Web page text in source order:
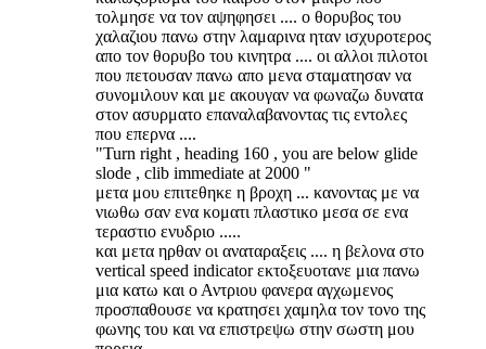
τολμησε να τον αψηφησει .... ο θορυβος του
χαλαζιου πανω στην λαμαρινα ηταν ισχυροτερος
απο τον θορυβο του κινητρα .... οι αλλοι πιλοτοι
που πετουσαν πανω απο μενα σταματησαν να
συνομιλουν και με ακουγαν να φωναζω δυνατα
στον ασυρματο επαναλαβανοντας τις εντολες
που επερνα ....
"Turn right , heading 160 , you are below glide
slode , clib immediate at 2000 "
μετα μου επιτεθηκε η βροχη ... κανοντας με να
νιωθω σαν ενα κοματι πλαστικο μεσα σε ενα
τεραστιο ενυδριο .....
και μετα ηρθαν οι αναταραξεις .... η βελονα στο
vertical speed indicator εκτοξευοτανε μια πανω
μια κατω και ο Αντριου φανερα αγχωμενος
προσπαθουσε να κρατησει χαμηλα τον τονο της
φωνης του και να επιστρεψω στην σωστη μου